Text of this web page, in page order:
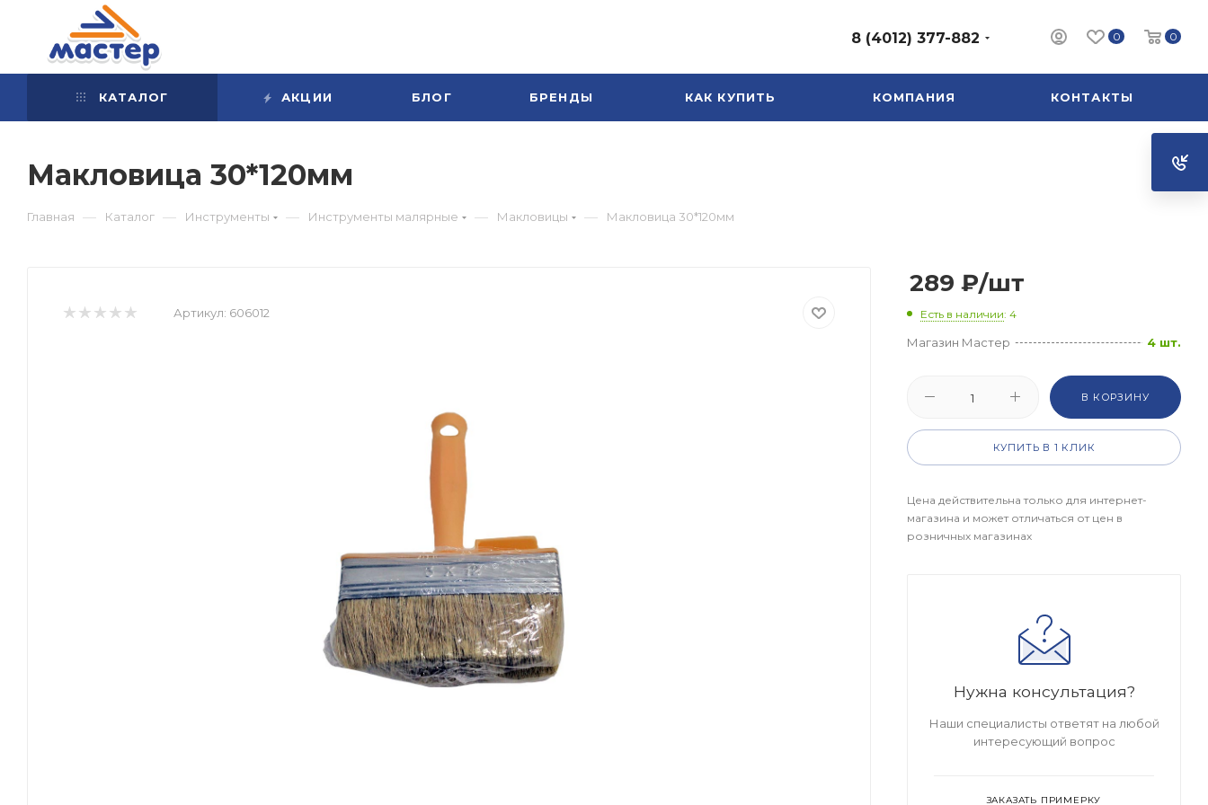
0 0
8 (4012) 377-882
КАТАЛОГ АКЦИИ БЛОГ БРЕНДЫ КАК КУПИТЬ КОМПАНИЯ КОНТАКТЫ
Макловица 30*120мм
Главная — Каталог — Инструменты — Инструменты малярные — Макловицы — Макловица 30*120мм
Артикул: 606012
289 ₽/шт
Есть в наличии: 4
Магазин Мастер 4 шт.
В КОРЗИНУ
КУПИТЬ В 1 КЛИК
Цена действительна только для интернет-
магазина и может отличаться от цен в
розничных магазинах
Нужна консультация?
Наши специалисты ответят на любой
интересующий вопрос
ЗАКАЗАТЬ ПРИМЕРКУ